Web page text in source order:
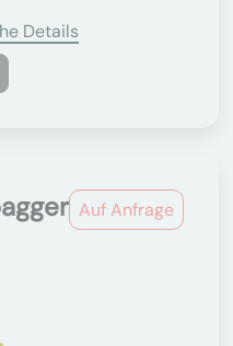
Details
Auf Anfrage